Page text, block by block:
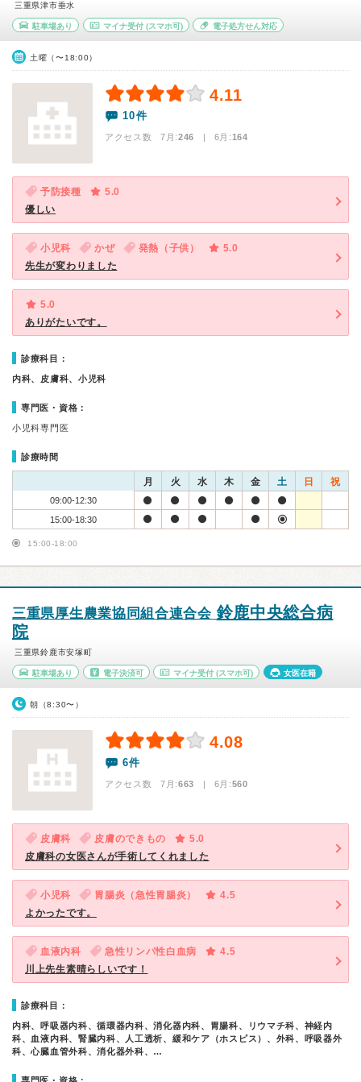
三重県津市垂水
駐車場あり マイナ受付(スマホ可) 電子処方せん対応
土曜（〜18:00）
4.11
10件
アクセス数 7月:246 | 6月:164
予防接種
5.0
優しい
小児科 かぜ 発熱（子供）
5.0
先生が変わりました
5.0
ありがたいです。
診療科目：
内科、皮膚科、小児科
専門医・資格：
小児科専門医
診療時間
月 火 水 木 金 土 日 祝
09:00-12:30
15:00-18:30
15:00-18:00
三重県厚生農業協同組合連合会 鈴鹿中央総合病
院
三重県鈴鹿市安塚町
駐車場あり 電子決済可 マイナ受付 (スマホ可) 女医在籍
朝（8:30〜）
4.08
6件
アクセス数 7月:663 | 6月:560
皮膚科 皮膚のできもの
5.0
皮膚科の女医さんが手術してくれました
小児科 胃腸炎（急性胃腸炎）
4.5
よかったです。
血液内科 急性リンパ性白血病
4.5
川上先生素晴らしいです！
診療科目：
内科、呼吸器内科、循環器内科、消化器内科、胃腸科、リウマチ科、神経内
科、血液内科、腎臓内科、人工透析、緩和ケア（ホスピス）、外科、呼吸器外
科、心臓血管外科、消化器外科、…